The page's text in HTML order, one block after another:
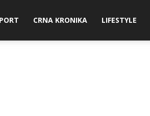
CRNA KRONIKA LIFESTYLE